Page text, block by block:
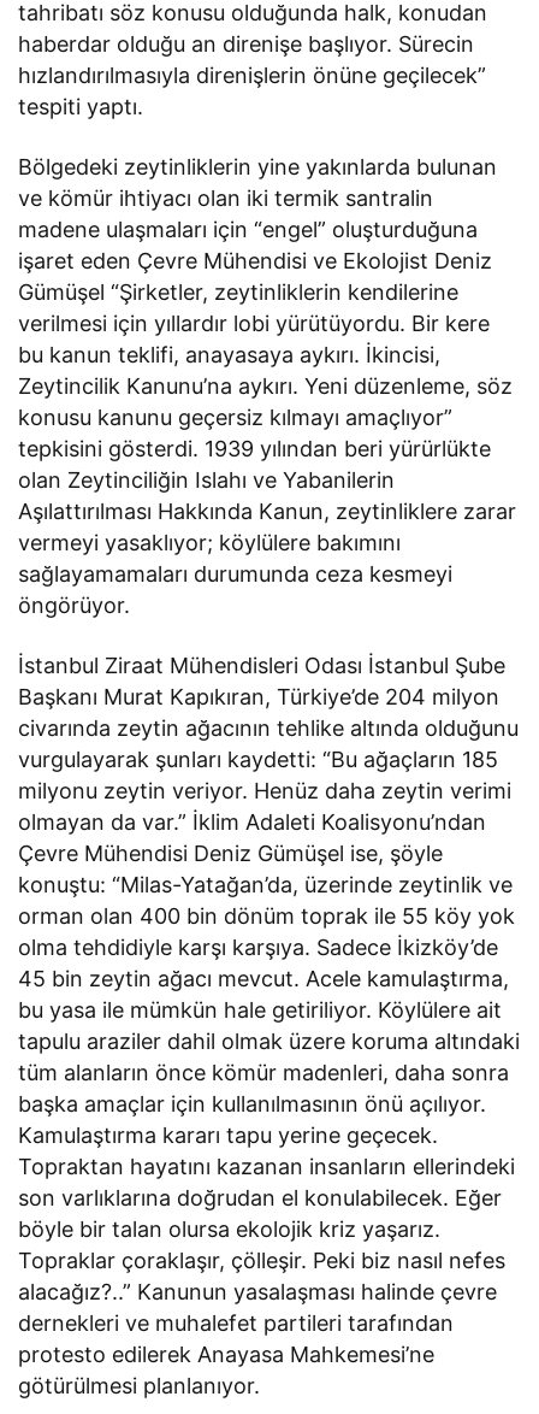
tahribatı söz konusu olduğunda halk, konudan
haberdar olduğu an direnişe başlıyor. Sürecin
hızlandırılmasıyla direnişlerin önüne geçilecek”
tespiti yaptı.
Bölgedeki zeytinliklerin yine yakınlarda bulunan
ve kömür ihtiyacı olan iki termik santralin
madene ulaşmaları için “engel” oluşturduğuna
işaret eden Çevre Mühendisi ve Ekolojist Deniz
Gümüşel “Şirketler, zeytinliklerin kendilerine
verilmesi için yıllardır lobi yürütüyordu. Bir kere
bu kanun teklifi, anayasaya aykırı. İkincisi,
Zeytincilik Kanunu’na aykırı. Yeni düzenleme, söz
konusu kanunu geçersiz kılmayı amaçlıyor”
tepkisini gösterdi. 1939 yılından beri yürürlükte
olan Zeytinciliğin Islahı ve Yabanilerin
Aşılattırılması Hakkında Kanun, zeytinliklere zarar
vermeyi yasaklıyor; köylülere bakımını
sağlayamamaları durumunda ceza kesmeyi
öngörüyor.
İstanbul Ziraat Mühendisleri Odası İstanbul Şube
Başkanı Murat Kapıkıran, Türkiye’de 204 milyon
civarında zeytin ağacının tehlike altında olduğunu
vurgulayarak şunları kaydetti: “Bu ağaçların 185
milyonu zeytin veriyor. Henüz daha zeytin verimi
olmayan da var.” İklim Adaleti Koalisyonu’ndan
Çevre Mühendisi Deniz Gümüşel ise, şöyle
konuştu: “Milas-Yatağan’da, üzerinde zeytinlik ve
orman olan 400 bin dönüm toprak ile 55 köy yok
olma tehdidiyle karşı karşıya. Sadece İkizköy’de
45 bin zeytin ağacı mevcut. Acele kamulaştırma,
bu yasa ile mümkün hale getiriliyor. Köylülere ait
tapulu araziler dahil olmak üzere koruma altındaki
tüm alanların önce kömür madenleri, daha sonra
başka amaçlar için kullanılmasının önü açılıyor.
Kamulaştırma kararı tapu yerine geçecek.
Topraktan hayatını kazanan insanların ellerindeki
son varlıklarına doğrudan el konulabilecek. Eğer
böyle bir talan olursa ekolojik kriz yaşarız.
Topraklar çoraklaşır, çölleşir. Peki biz nasıl nefes
alacağız?..” Kanunun yasalaşması halinde çevre
dernekleri ve muhalefet partileri tarafından
protesto edilerek Anayasa Mahkemesi’ne
götürülmesi planlanıyor.